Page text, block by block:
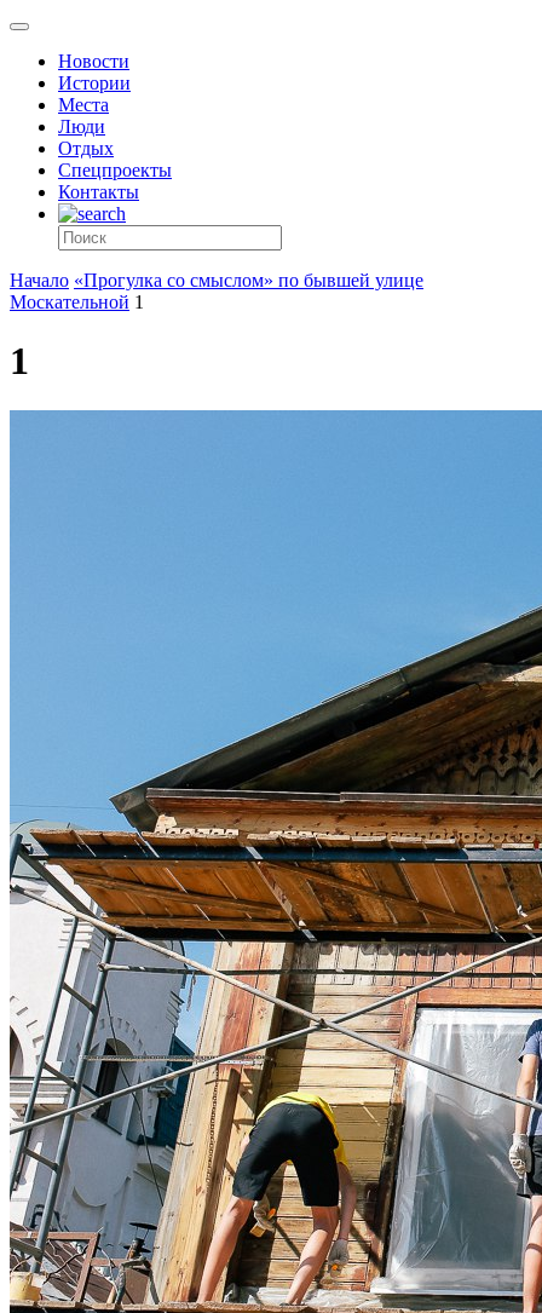
Новости
Истории
Места
Люди
Отдых
Спецпроекты
Контакты
Начало «Прогулка со смыслом» по бывшей улице
Москательной 1
1